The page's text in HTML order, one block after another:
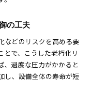
の工夫
などのリスクを高める要
とで、こうした老朽化リ
、過度な圧力がかかると
し、設備全体の寿命が短